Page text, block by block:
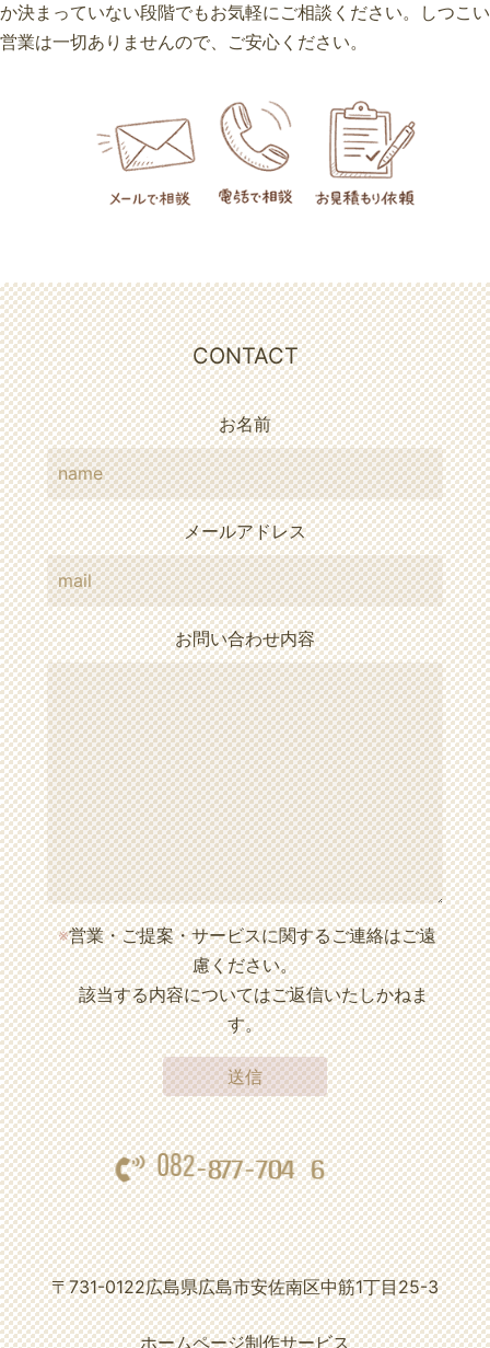
か決まっていない段階でもお気軽にご相談ください。しつこい
営業は一切ありませんので、ご安心ください。
CONTACT
お名前
メールアドレス
お問い合わせ内容
※営業・ご提案・サービスに関するご連絡はご遠
慮ください。
該当する内容についてはご返信いたしかねま
す。
082-877-704 6
〒731-0122広島県広島市安佐南区中筋1丁目25-3
ホームページ制作サービス